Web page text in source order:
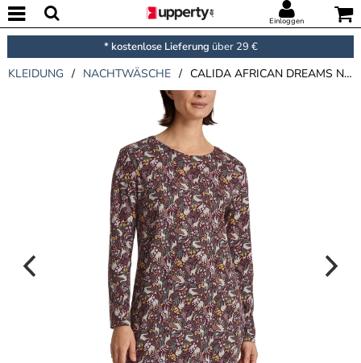
Einloggen
* kostenlose Lieferung über 29 €
KLEIDUNG / NACHTWÄSCHE / CALIDA AFRICAN DREAMS NIGHTDRESS